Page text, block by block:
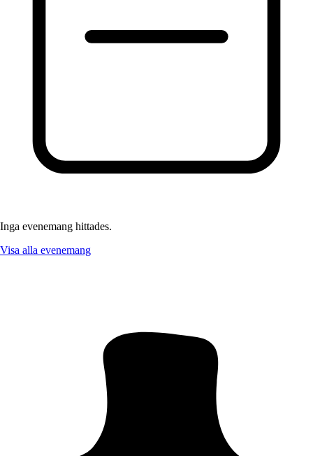
Inga evenemang hittades.
Visa alla evenemang